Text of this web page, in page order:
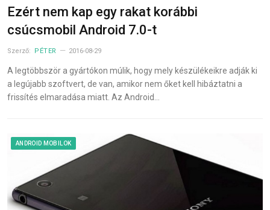
Ezért nem kap egy rakat korábbi
csúcsmobil Android 7.0-t
Szerző: PÉTER 2016-08-29
A legtöbbször a gyártókon múlik, hogy mely készülékeikre adják ki
a legújabb szoftvert, de van, amikor nem őket kell hibáztatni a
frissítés elmaradása miatt. Az Android…
ANDROID MOBILOK